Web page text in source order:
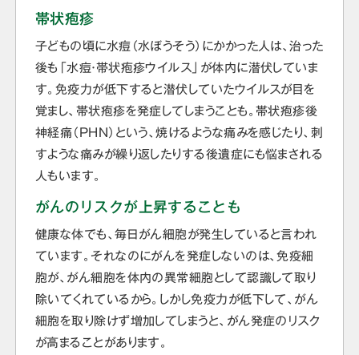
帯状疱疹
子どもの頃に水痘（水ぼうそう）にかかった人は、治った
後も「水痘・帯状疱疹ウイルス」が体内に潜伏していま
す。免疫力が低下すると潜伏していたウイルスが目を
覚まし、帯状疱疹を発症してしまうことも。帯状疱疹後
神経痛（PHN）という、焼けるような痛みを感じたり、刺
すような痛みが繰り返したりする後遺症にも悩まされる
人もいます。
がんのリスクが上昇することも
健康な体でも、毎日がん細胞が発生していると言われ
ています。それなのにがんを発症しないのは、免疫細
胞が、がん細胞を体内の異常細胞として認識して取り
除いてくれているから。しかし免疫力が低下して、がん
細胞を取り除けず増加してしまうと、がん発症のリスク
が高まることがあります。